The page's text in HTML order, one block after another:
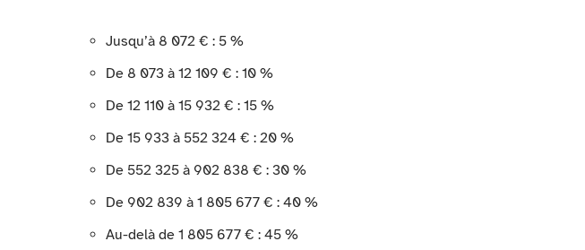
Jusqu’à 8 072 € : 5 %
De 8 073 à 12 109 € : 10 %
De 12 110 à 15 932 € : 15 %
De 15 933 à 552 324 € : 20 %
De 552 325 à 902 838 € : 30 %
De 902 839 à 1 805 677 € : 40 %
Au-delà de 1 805 677 € : 45 %